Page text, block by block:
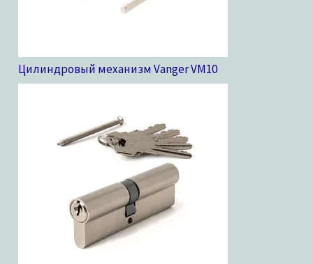
Цилиндровый механизм Vanger VM10